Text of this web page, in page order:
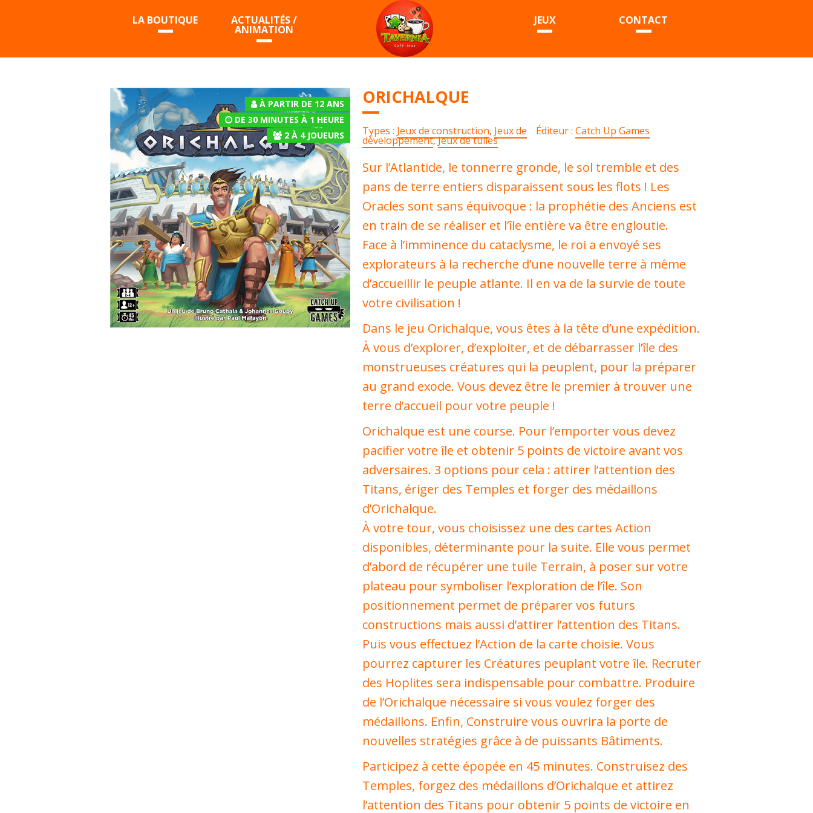
LA BOUTIQUE ACTUALITÉS /
ANIMATION
JEUX CONTACT
À PARTIR DE 12 ANS
DE 30 MINUTES À 1 HEURE
2À 4JOUEURS
ORICHALQUE
Types : Jeux de construction, Jeux de
développement,Jeux de tuiles
Éditeur :Catch Up Games
Sur l’Atlantide, le tonnerre gronde, le sol tremble et des
pans de terre entiers disparaissent sous les flots ! Les
Oracles sont sans équivoque : la prophétie des Anciens est
en train de se réaliser et l’île entière va être engloutie.
Face à l’imminence du cataclysme, le roi a envoyé ses
explorateurs à la recherche d’une nouvelle terre à même
d’accueillir le peuple atlante. Il en va de la survie de toute
votre civilisation !
Dans le jeu Orichalque, vous êtes à la tête d’une expédition.
À vous d’explorer, d’exploiter, et de débarrasser l’île des
monstrueuses créatures qui la peuplent, pour la préparer
au grand exode. Vous devez être le premier à trouver une
terre d’accueil pour votre peuple !
Orichalque est une course. Pour l’emporter vous devez
pacifier votre île et obtenir 5 points de victoire avant vos
adversaires. 3 options pour cela : attirer l’attention des
Titans, ériger des Temples et forger des médaillons
d’Orichalque.
À votre tour, vous choisissez une des cartes Action
disponibles, déterminante pour la suite. Elle vous permet
d’abord de récupérer une tuile Terrain, à poser sur votre
plateau pour symboliser l’exploration de l’île. Son
positionnement permet de préparer vos futurs
constructions mais aussi d’attirer l’attention des Titans.
Puis vous effectuez l’Action de la carte choisie. Vous
pourrez capturer les Créatures peuplant votre île. Recruter
des Hoplites sera indispensable pour combattre. Produire
de l’Orichalque nécessaire si vous voulez forger des
médaillons. Enfin, Construire vous ouvrira la porte de
nouvelles stratégies grâce à de puissants Bâtiments.
Participez à cette épopée en 45 minutes. Construisez des
Temples, forgez des médaillons d’Orichalque et attirez
l’attention des Titans pour obtenir 5 points de victoire en